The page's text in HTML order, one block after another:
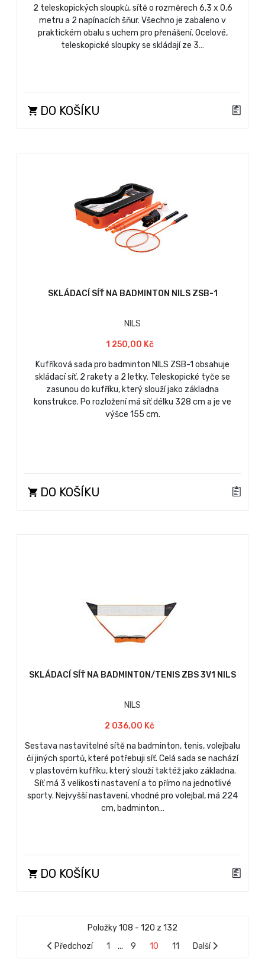
2 teleskopických sloupků, sítě o rozměrech 6,3 x 0,6
metru a 2 napínacích šňur. Všechno je zabaleno v
praktickém obalu s uchem pro přenášení. Ocelové,
teleskopické sloupky se skládají ze 3…
DO KOŠÍKU
SKLÁDACÍ SÍŤ NA BADMINTON NILS ZSB-1
NILS
1 250,00 Kč
Kufříková sada pro badminton NILS ZSB-1 obsahuje
skládací síť, 2 rakety a 2 letky. Teleskopické tyče se
zasunou do kufříku, který slouží jako základna
konstrukce. Po rozložení má síť délku 328 cm a je ve
výšce 155 cm.
DO KOŠÍKU
SKLÁDACÍ SÍŤ NA BADMINTON/TENIS ZBS 3V1 NILS
NILS
2 036,00 Kč
Sestava nastavitelné sítě na badminton, tenis, volejbalu
či jiných sportů, které potřebuji síť. Celá sada se nachází
v plastovém kufříku, který slouží taktéž jako základna.
Síť má 3 velikosti nastavení a to přímo na jednotlivé
sporty. Nejvyšší nastavení, vhodné pro volejbal, má 224
cm, badminton…
DO KOŠÍKU
Položky 108 - 120 z 132
Předchozí
1 ... 9 10 11 Další